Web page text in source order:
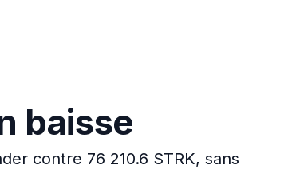
baisse
contre 76 210.6 STRK, sans